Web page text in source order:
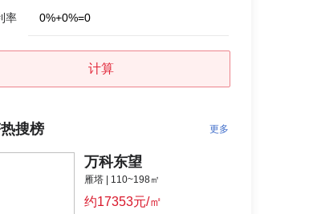
率 0%+0%=0
计算
搜榜 更多
万科东望
雁塔 | 110~198㎡
约17353元/㎡